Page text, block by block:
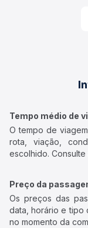
Tempo médio de
O tempo de
rota, viação,
escolhido. Consulte
Preço da
Os preços das
data, horário e tipo
no momento da